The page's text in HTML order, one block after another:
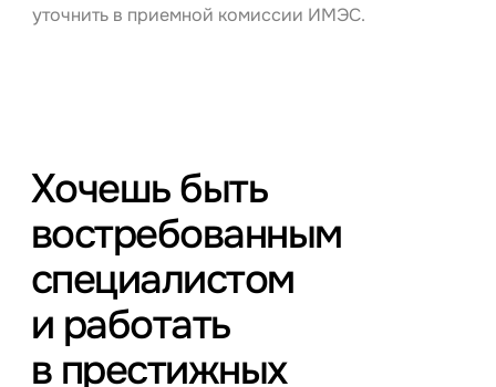
уточнить в приемной комиссии ИМЭС.
Хочешь быть
востребованным
специалистом
и работать
в престижных